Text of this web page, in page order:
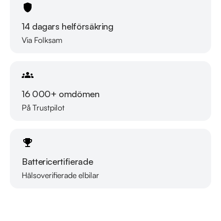
2017-09-08 - 3356 mil
2018-11-07 - 5694 mil
2020-12-16 - 6827 mil
2022-11-28 - 8064 mil
2023-12-06 - 8623 mil
Besök
https://www.riddermarkbil.se/kopa-bil/volvo/yes472/
för att:
14 dagars helförsäkring
Via Folksam
16 000+ omdömen
På Trustpilot
Battericertifierade
Hälsoverifierade elbilar
Läs mer om oss